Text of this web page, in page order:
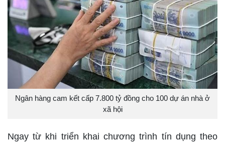
Ngân hàng cam kết cấp 7.800 tỷ đồng cho 100 dự án nhà ở
xã hội
Ngay từ khi triển khai chương trình tín dụng theo